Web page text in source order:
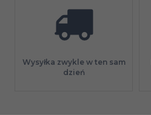
Wysyłka zwykle w ten sam
dzień